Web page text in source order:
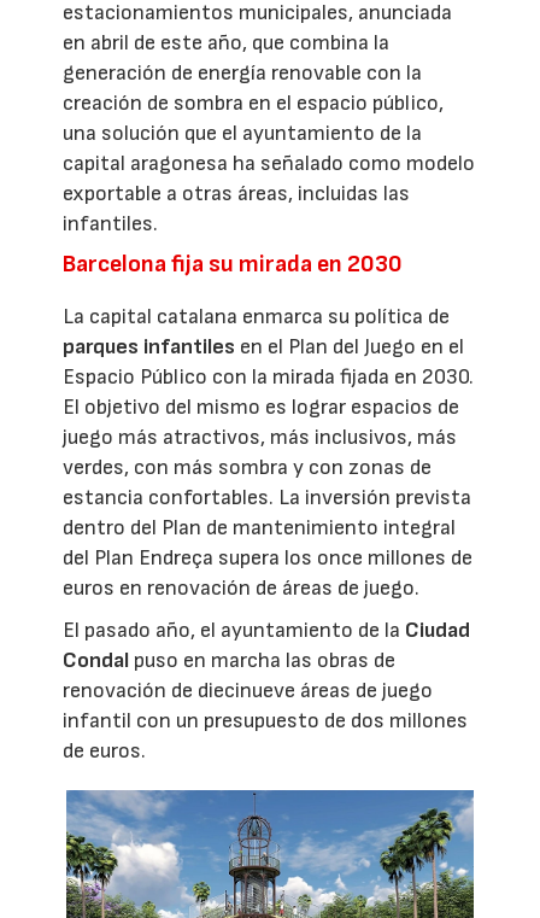
estacionamientos municipales, anunciada
en abril de este año, que combina la
generación de energía renovable con la
creación de sombra en el espacio público,
una solución que el ayuntamiento de la
capital aragonesa ha señalado como modelo
exportable a otras áreas, incluidas las
infantiles.
Barcelona fija su mirada en 2030
La capital catalana enmarca su política de
parques infantiles en el Plan del Juego en el
Espacio Público con la mirada fijada en 2030.
El objetivo del mismo es lograr espacios de
juego más atractivos, más inclusivos, más
verdes, con más sombra y con zonas de
estancia confortables. La inversión prevista
dentro del Plan de mantenimiento integral
del Plan Endreça supera los once millones de
euros en renovación de áreas de juego.
El pasado año, el ayuntamiento de la Ciudad
Condal puso en marcha las obras de
renovación de diecinueve áreas de juego
infantil con un presupuesto de dos millones
de euros.